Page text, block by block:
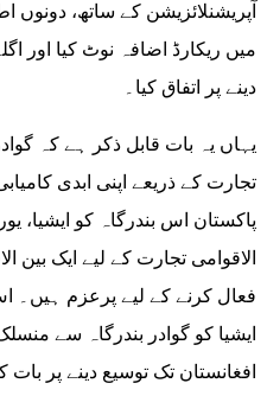
آپریشنلائزیشن کے ساتھ،
میں ریکارڈ اضافہ نوٹ کیا اور
دینے پر اتفاق کیا۔
یہاں یہ بات قابل ذکر ہے کہ
تجارت کے ذریعے اپنی ابدی
پاکستان اس بندرگاہ کو ایشیا،
الاقوامی تجارت کے لیے ایک بین
فعال کرنے کے لیے پرعزم
ایشیا کو گوادر بندرگاہ سے
افغانستان تک توسیع دینے پر